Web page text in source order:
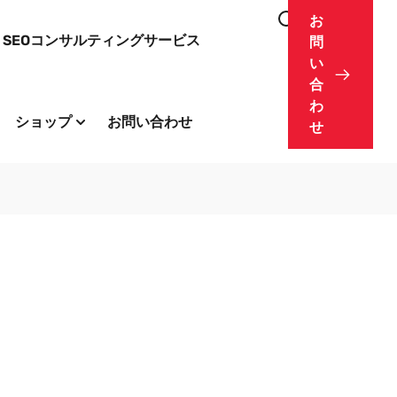
SEOコンサルティングサービス
ショップ お問い合わせ
お
問
い
合
わ
せ